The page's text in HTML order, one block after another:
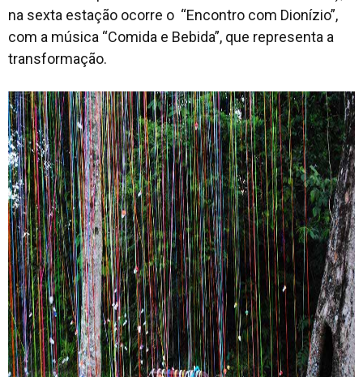
na sexta estação ocorre o “Encontro com Dionízio”,
com a música “Comida e Bebida”, que representa a
transformação.